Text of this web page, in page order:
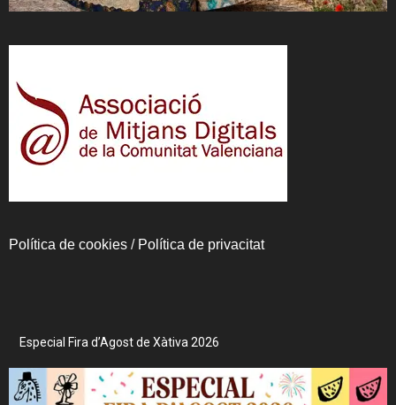
Política de cookies / Política de privacitat
Especial Fira d’Agost de Xàtiva 2026